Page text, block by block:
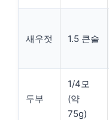
새우젓 1.5 큰술
두부
1/4모
(약
75g)